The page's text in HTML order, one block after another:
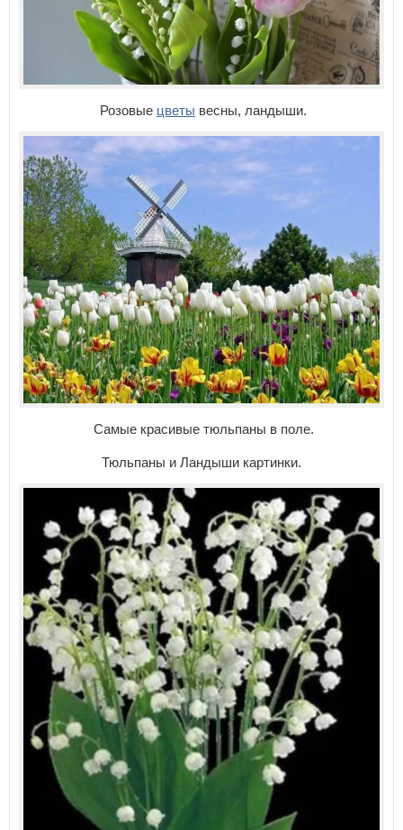
Розовые цветы весны, ландыши.
Самые красивые тюльпаны в поле.
Тюльпаны и Ландыши картинки.